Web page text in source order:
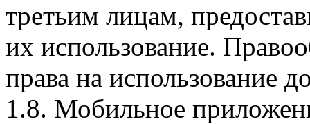
третьим лицам,
их использование.
права на использование
1.8. Мобильное